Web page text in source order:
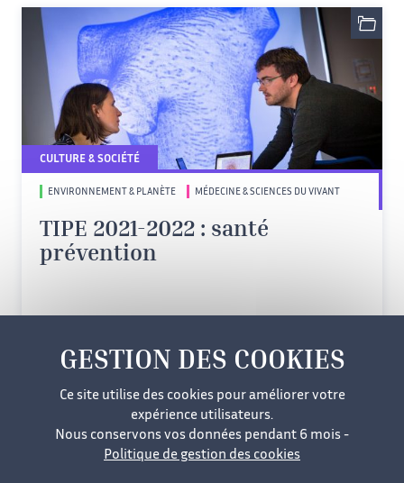
CULTURE & SOCIÉTÉ
ENVIRONNEMENT & PLANÈTE MÉDECINE & SCIENCES DU VIVANT
TIPE 2021-2022 : santé
prévention
Ce site utilise des cookies pour améliorer votre
expérience utilisateurs.
Nous conservons vos données pendant 6 mois -
Politique de gestion des cookies